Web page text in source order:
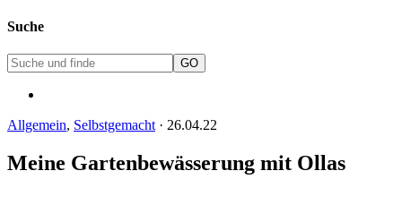
Suche
Allgemein, Selbstgemacht · 26.04.22
Meine Gartenbewässerung mit Ollas